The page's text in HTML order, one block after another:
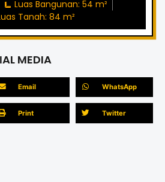
Luas Bangunan: 54 m²
Tanah: 84 m²
MEDIA
Email WhatsApp
Print Twitter